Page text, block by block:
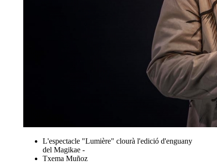
L'espectacle "Lumière" clourà l'edició d'enguany
del Magikae -
Txema Muñoz